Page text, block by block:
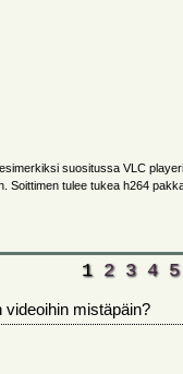
suositussa VLC
Soittimen tulee tukea h264
1 2 3 4 5
videoihin mistäpäin?